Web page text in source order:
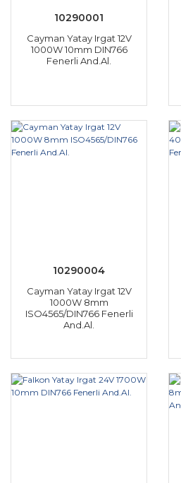
10290001
Cayman Yatay Irgat 12V
1000W 10mm DIN766
Fenerli And.Al.
10290004
Cayman Yatay Irgat 12V
1000W 8mm
ISO4565/DIN766 Fenerli
And.Al.